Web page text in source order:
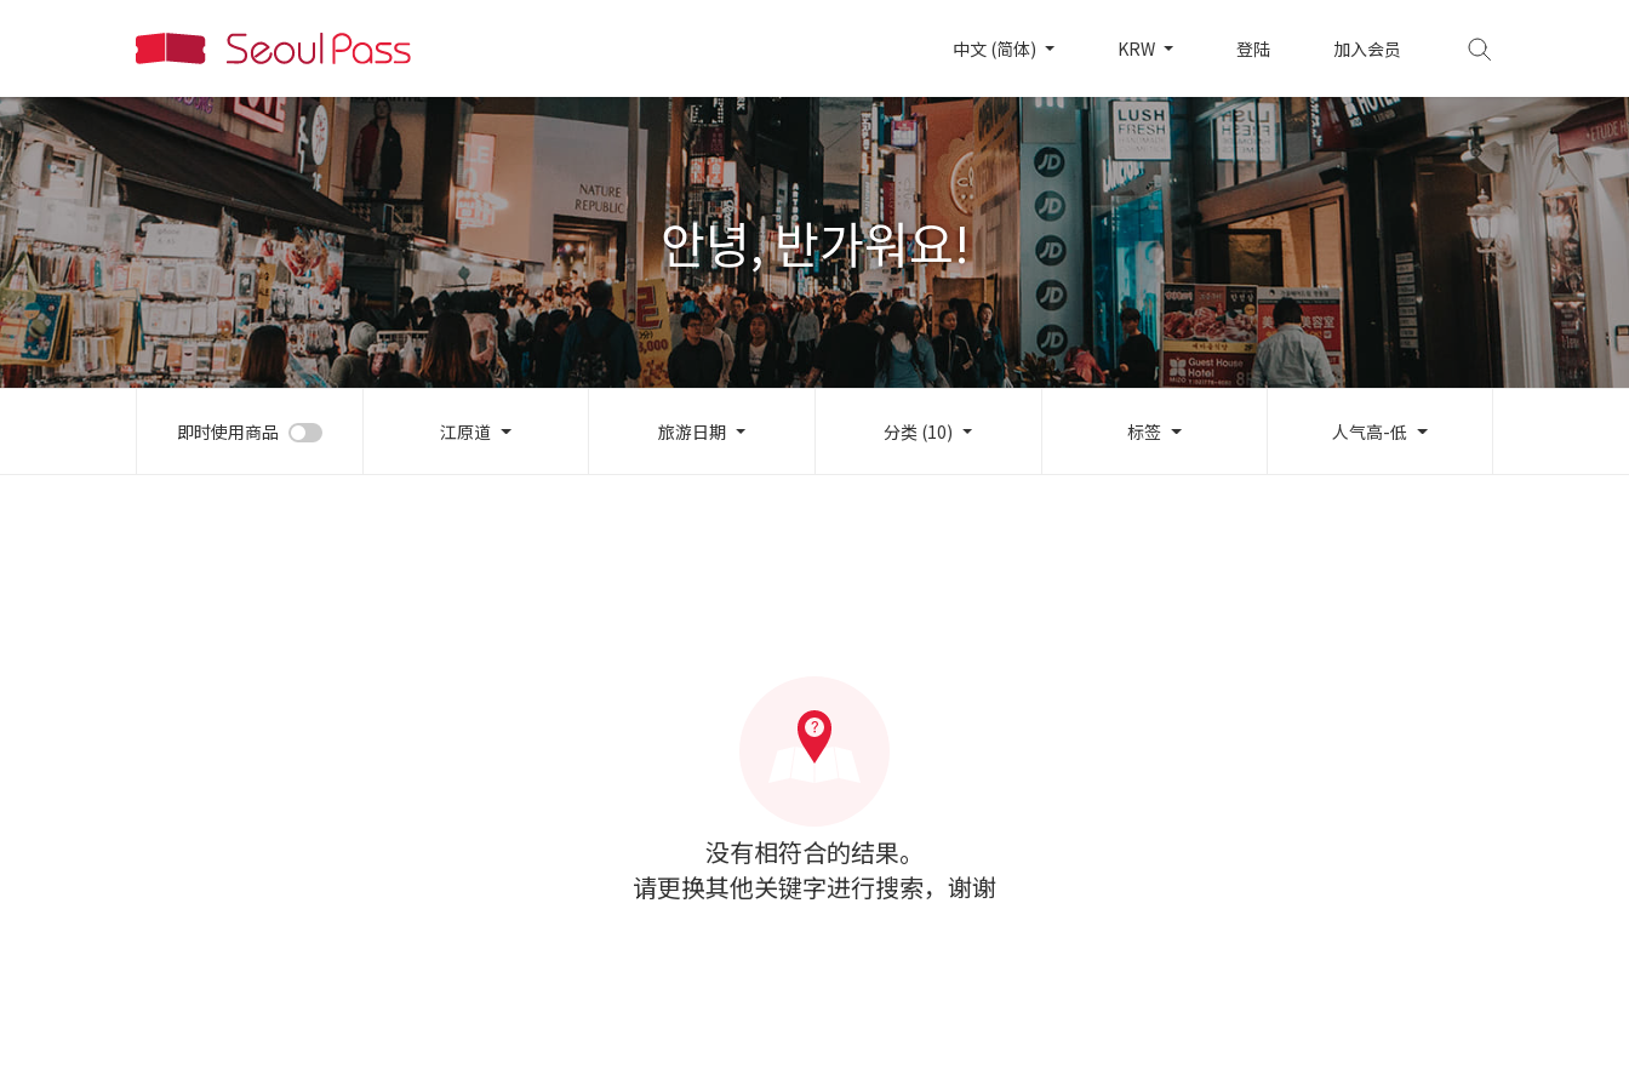
中文 (简体) KRW 登陆 加入会员
안녕, 반가워요!
即时使用商品 江原道 旅游日期 分类 (10) 标签 人气高-低
没有相符合的结果。
请更换其他关键字进行搜索，谢谢